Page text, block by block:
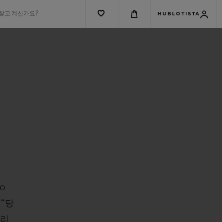
고 계신가요? HUBLOTISTA
당